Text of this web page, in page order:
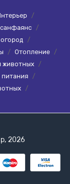
/
/
/
/ Отопление
/
животных /
/
/
2026